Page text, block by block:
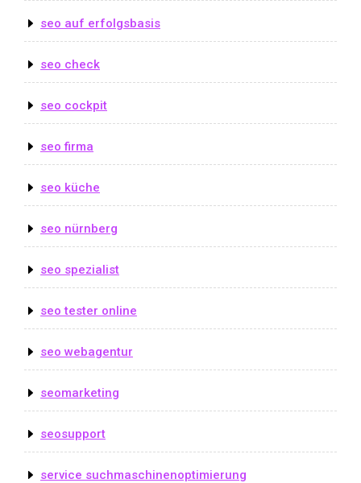
seo auf erfolgsbasis
seo check
seo cockpit
seo firma
seo küche
seo nürnberg
seo spezialist
seo tester online
seo webagentur
seomarketing
seosupport
service suchmaschinenoptimierung